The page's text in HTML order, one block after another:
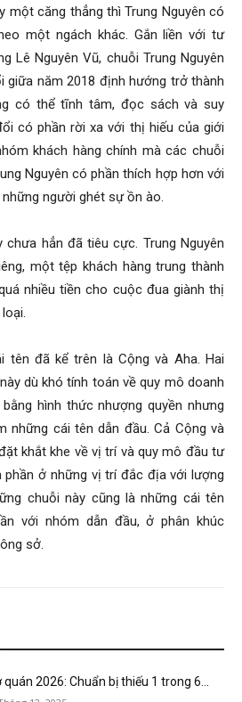
một căng thẳng thì Trung Nguyên có
một ngách khác. Gắn liền với tư
Lê Nguyên Vũ, chuỗi Trung Nguyên
giữa năm 2018 định hướng trở thành
có thể tĩnh tâm, đọc sách và suy
có phần rời xa với thị hiếu của giới
khách hàng chính mà các chuỗi
Nguyên có phần thích hợp hơn với
người ghét sự ồn ào.
chưa hẳn đã tiêu cực. Trung Nguyên
một tệp khách hàng trung thành
nhiều tiền cho cuộc đua giành thị
tên đã kể trên là Cộng và Aha. Hai
dù khó tính toán về quy mô doanh
hình thức nhượng quyền nhưng
những cái tên dẫn đầu. Cả Cộng và
khắt khe về vị trí và quy mô đầu tư
phần ở những vị trí đắc địa với lượng
chuỗi này cũng là những cái tên
với nhóm dẫn đầu, ở phân khúc
sở.
quán 2026: Chuẩn bị thiếu 1 trong 6...